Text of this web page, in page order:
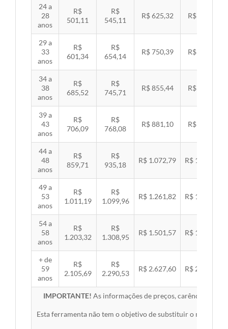
24 a
28
anos
R$
501,11
R$
545,11
R$ 625,32 R$ 644,40
29 a
33
anos
R$
601,34
R$
654,14
R$ 750,39 R$ 773,29
34 a
38
anos
R$
685,52
R$
745,71
R$ 855,44 R$ 881,54
39 a
43
anos
R$
706,09
R$
768,08
R$ 881,10 R$ 907,99
44 a
48
anos
R$
859,71
R$
935,18
R$ 1.072,79 R$ 1.105,53
49 a
53
anos
R$
1.011,19
R$
1.099,96
R$ 1.261,82 R$ 1.300,32
54 a
58
anos
R$
1.203,32
R$
1.308,95
R$ 1.501,57 R$ 1.547,38
+ de
59
anos
R$
2.105,69
R$
2.290,53
R$ 2.627,60 R$ 2.707,76
IMPORTANTE! As informações de preços, carências,
Esta ferramenta não tem o objetivo de substituir o material